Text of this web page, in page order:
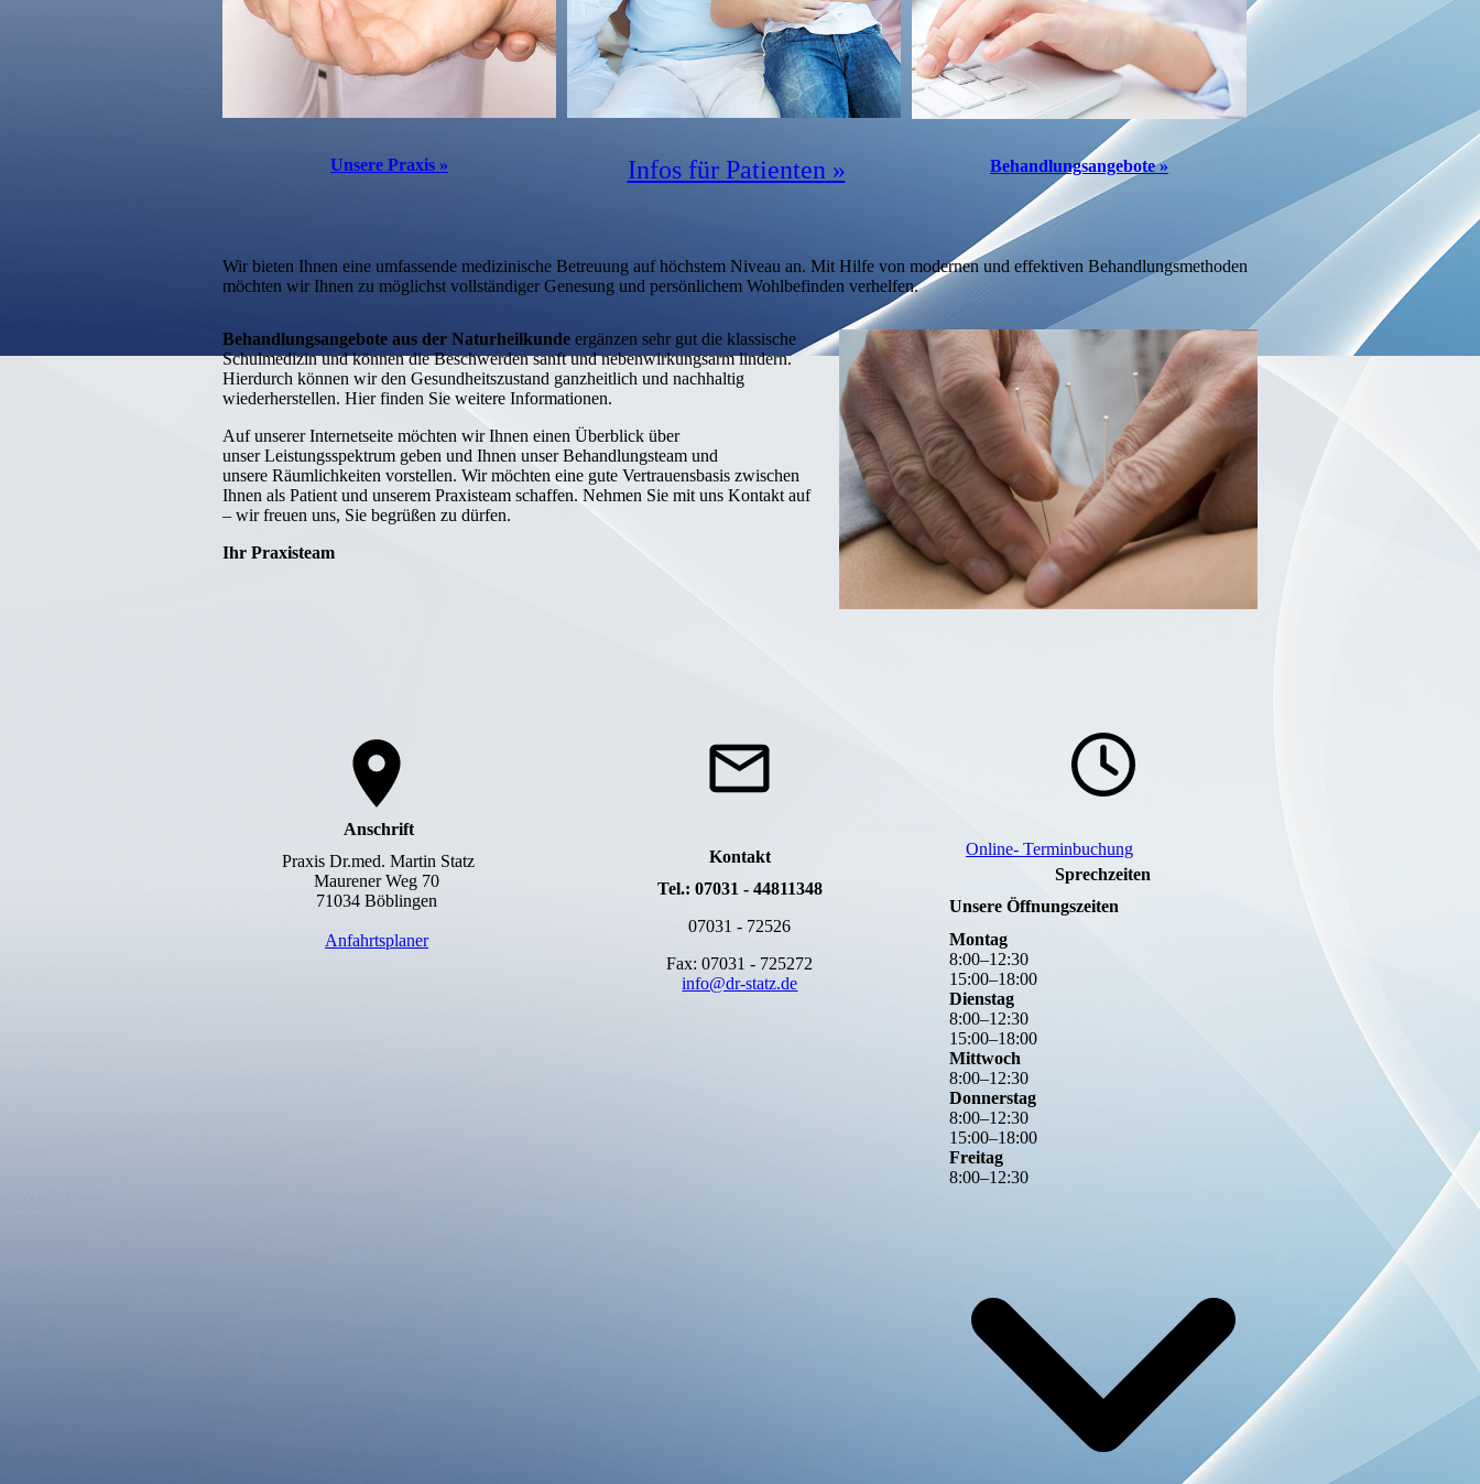
Unsere Praxis » Infos für Patienten » Behand­lungs­angebote»
Wir bieten Ihnen eine umfassende medizinische Betreuung auf höchstem Niveau an. Mit Hilfe von modernen und effektiven Behandlungsmethoden
möchten wir Ihnen zu möglichst vollständiger Genesung und persönlichem Wohlbefinden verhelfen.
Behandlungsangebote aus der Naturheilkunde ergänzen sehr gut die klassische
Schulmedizin und können die Beschwerden sanft und nebenwirkungsarm lindern.
Hierdurch können wir den Gesund­heits­zustand ganzheitlich und nachhaltig
wiederherstellen. Hier finden Sie weitere Informationen.
Auf unserer Internetseite möchten wir Ihnen einen Überblick über
unserLeistungsspektrum geben und Ihnen unserBehandlungsteam und
unsere Räumlichkeiten vorstellen. Wir möchten eine gute Ver­trau­ensbasis zwischen
Ihnen als Patient und unserem Praxis­team schaffen. Nehmen Sie mit uns Kontakt auf
– wir freuen uns, Sie be­grüßen zu dürfen.
Ihr Praxisteam
Anschrift
Praxis Dr.med. Martin Statz
Maurener Weg 70
71034 Böblingen
Anfahrtsplaner
Kontakt
Tel.: 07031 - 44811348
07031 - 72526
Fax: 07031 - 725272
info@dr-statz.de
Online- Terminbuchung
Sprechzeiten
Unsere Öffnungszeiten
Montag
8:00–12:30
15:00–18:00
Dienstag
8:00–12:30
15:00–18:00
Mittwoch
8:00–12:30
Donnerstag
8:00–12:30
15:00–18:00
Freitag
8:00–12:30